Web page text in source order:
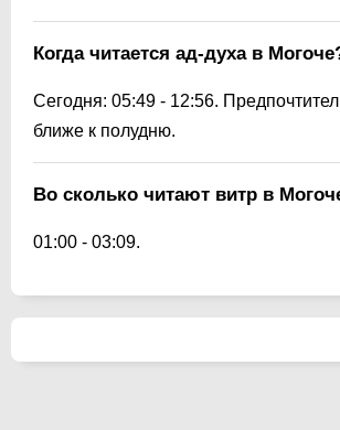
Когда читается ад-духа в
Сегодня: 05:49 - 12:56.
ближе к полудню.
Во сколько читают витр в
01:00 - 03:09.